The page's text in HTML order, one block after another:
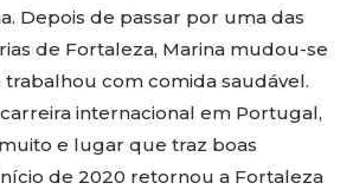
Depois de passar por uma das
de Fortaleza, Marina mudou-se
trabalhou com comida saudável.
internacional em Portugal,
e lugar que traz boas
de 2020 retornou a Fortaleza